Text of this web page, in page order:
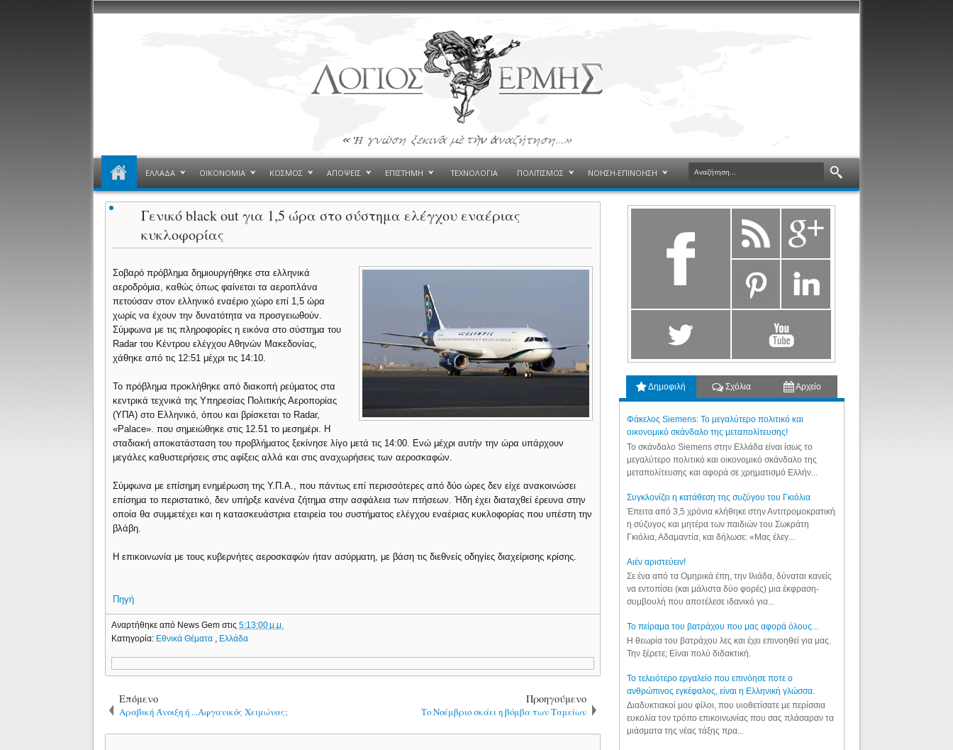
ΕΛΛΑΔΑ ΟΙΚΟΝΟΜΙΑ ΚΟΣΜΟΣ ΑΠΟΨΕΙΣ ΕΠΙΣΤΗΜΗ ΤΕΧΝΟΛΟΓΙΑ ΠΟΛΙΤΙΣΜΟΣ ΝΟΗΣΗ-ΕΠΙΝΟΗΣΗ
Γενικό black out για 1,5 ώρα στο σύστημα ελέγχου εναέριας
κυκλοφορίας
Σοβαρό πρόβλημα δημιουργήθηκε στα ελληνικά
αεροδρόμια, καθώς όπως φαίνεται τα αεροπλάνα
πετούσαν στον ελληνικό εναέριο χώρο επί 1,5 ώρα
χωρίς να έχουν την δυνατότητα να προσγειωθούν.
Σύμφωνα με τις πληροφορίες η εικόνα στο σύστημα του
Radar του Κέντρου ελέγχου Αθηνών Μακεδονίας,
χάθηκε από τις 12:51 μέχρι τις 14:10.
Το πρόβλημα προκλήθηκε από διακοπή ρεύματος στα
κεντρικά τεχνικά της Υπηρεσίας Πολιτικής Αεροπορίας
(ΥΠΑ) στο Ελληνικό, όπου και βρίσκεται το Radar,
«Palace». που σημειώθηκε στις 12.51 το μεσημέρι. Η
σταδιακή αποκατάσταση του προβλήματος ξεκίνησε λίγο μετά τις 14:00. Ενώ μέχρι αυτήν την ώρα υπάρχουν
μεγάλες καθυστερήσεις στις αφίξεις αλλά και στις αναχωρήσεις των αεροσκαφών.
Σύμφωνα με επίσημη ενημέρωση της Υ.Π.Α., που πάντως επί περισσότερες από δύο ώρες δεν είχε ανακοινώσει
επίσημα το περιστατικό, δεν υπήρξε κανένα ζήτημα στην ασφάλεια των πτήσεων. Ήδη έχει διαταχθεί έρευνα στην
οποία θα συμμετέχει και η κατασκευάστρια εταιρεία του συστήματος ελέγχου εναέριας κυκλοφορίας που υπέστη την
βλάβη.
Η επικοινωνία με τους κυβερνήτες αεροσκαφών ήταν ασύρματη, με βάση τις διεθνείς οδηγίες διαχείρισης κρίσης.
Πηγή
Αναρτήθηκε από News Gemστις5:13:00 μ.μ.
Κατηγορία: Εθνικά Θέματα Ελλάδα
Επόμενο
Αραβική Άνοιξη ή ...Αφγανικός Χειμώνας;
Προηγούμενο
Το Νοέμβριο σκάει η βόμβα των Ταμείων
Δημοφιλή Σχόλια Αρχείο
Φάκελος Siemens: Το μεγαλύτερο πολιτικό και
οικονομικό σκάνδαλο της μεταπολίτευσης!
Το σκάνδαλο Siemens στην Ελλάδα είναι ίσως το
μεγαλύτερο πολιτικό και οικονομικό σκάνδαλο της
μεταπολίτευσης και αφορά σε χρηματισμό Ελλήν...
Συγκλονίζει η κατάθεση της συζύγου του Γκιόλια
Έπειτα από 3,5 χρόνια κλήθηκε στην Αντιτρομοκρατική
η σύζυγος και μητέρα των παιδιών του Σωκράτη
Γκιόλια, Αδαμαντία, και δήλωσε: «Μας έλεγ...
Aιέν αριστεύειν!
Σε ένα από τα Ομηρικά έπη, την Ιλιάδα, δύναται κανείς
να εντοπίσει (και μάλιστα δύο φορές) μια έκφραση-
συμβουλή που αποτέλεσε ιδανικό για...
Το πείραμα του βατράχου που μας αφορά όλους...
Η θεωρία του βατράχου λες και έχει επινοηθεί για μας.
Την ξέρετε; Είναι πολύ διδακτική.
Το τελειότερο εργαλείο που επινόησε ποτε ο
ανθρώπινος εγκέφαλος, είναι η Ελληνική γλώσσα.
Διαδυκτιακοί μου φίλοι, που υιοθετίσατε με περίσσια
ευκολία τον τρόπο επικοινωνίας που σας πλάσαραν τα
μιάσματα της νέας τάξης πρα...